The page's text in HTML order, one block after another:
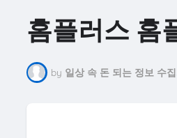
홈플러스 홈
by 일상 속 돈 되는 정보 수